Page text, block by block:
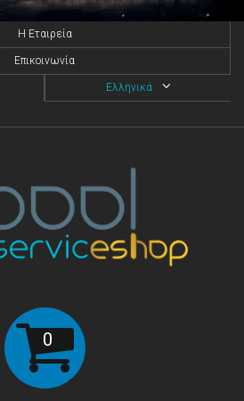
H Eταιρεία
Επικοινωνία
Ελληνικά
0